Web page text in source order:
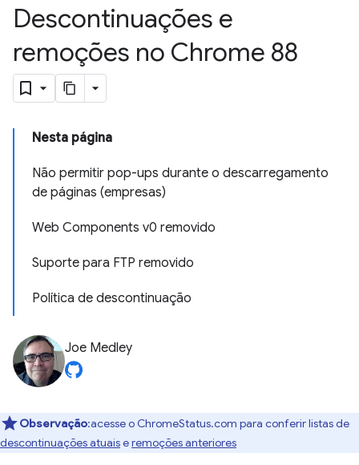
Descontinuações e
remoções no Chrome 88
Nesta página
Não permitir pop-ups durante o descarregamento
de páginas (empresas)
Web Components v0 removido
Suporte para FTP removido
Política de descontinuação
Joe Medley
Observação:acesse o ChromeStatus.com para conferir listas de
descontinuações atuaiseremoções anteriores